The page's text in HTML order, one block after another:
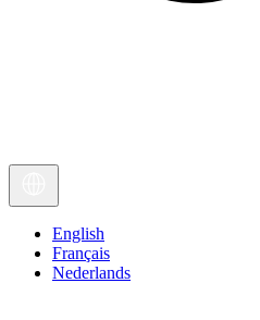
English
Français
Nederlands